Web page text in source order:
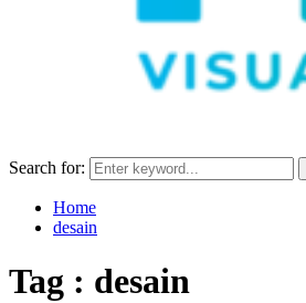
Search for:
Home
desain
Tag : desain